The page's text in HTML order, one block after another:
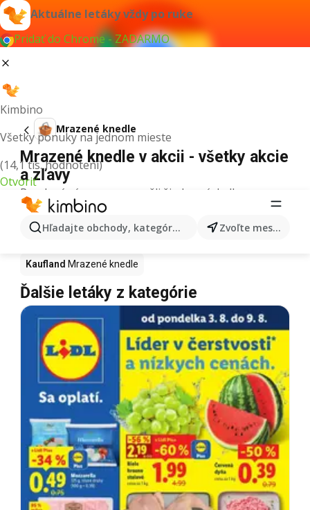
Aktuálne letáky vždy po ruke
Pridať do Chrome - ZADARMO
Kimbino
Všetky ponuky na jednom mieste
(14,1 tis. hodnotení)
Otvoriť
Hľadajte obchody, kategórie, produkty... Zvoľte mesto
Mrazené knedle
Mrazené knedle v akcii - všetky akcie
a zľavy
Pre daný výraz sme nenašli žiadne výsledky.
Mrazené knedle v akcii - Kde kúpiť?
Tesco Mrazené knedle LidlMrazené knedle
Kaufland Mrazené knedle
Ďalšie letáky z kategórie